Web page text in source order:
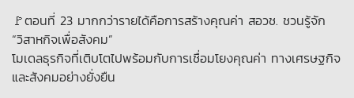
🚩ตอนที่ 23 มากกว่ารายได้คือการสร้างคุณค่า สอวช. ชวนรู้จัก
“วิสาหกิจเพื่อสังคม”
โมเดลธุรกิจที่เติบโตไปพร้อมกับการเชื่อมโยงคุณค่า ทางเศรษฐกิจ
และสังคมอย่างยั่งยืน